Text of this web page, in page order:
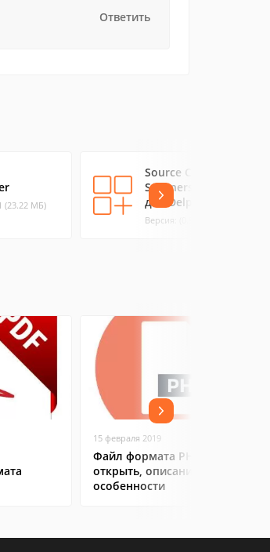
Ответить
(23.22 МБ)
Source Code
Scanners v4.0 Std
для Delphi 5
Версия: (0.97 МБ)
15 февраля 2019
Файл формата PHP: чем
открыть, описание,
особенности